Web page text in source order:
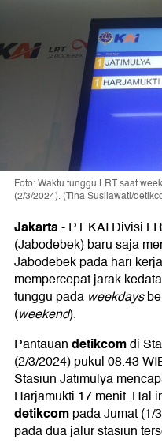
Foto: Waktu tunggu LRT saat
(2/3/2024). (Tina Susilawati/
Jakarta-PT KAI Divisi
(Jabodebek) baru saja
Jabodebek pada hari
mempercepat jarak
tunggu pada weekdays
(weekend).
Pantauandetikcomdi
(2/3/2024) pukul 08.43
Stasiun Jatimulya
Harjamukti 17 menit. Hal
detikcompada Jumat (1/
pada dua jalur stasiun